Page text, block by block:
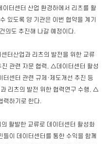
이터센터 산업 환경하에서 리츠를 활
있도록 양 기관은 이번 협약을 계기
의도 추진해 나갈 예정이다.
터산업과 리츠의 발전을 위한 교류
관련 자문 협력, △데이터센터 활성
센터 관련 규제·제도개선 추진 등
리츠의 발전 위한 협력연구 수행, △
력하기로 한다.
활발한 교류로 데이터센터 활성화
이 데이터센터를 통한 수익을 함께